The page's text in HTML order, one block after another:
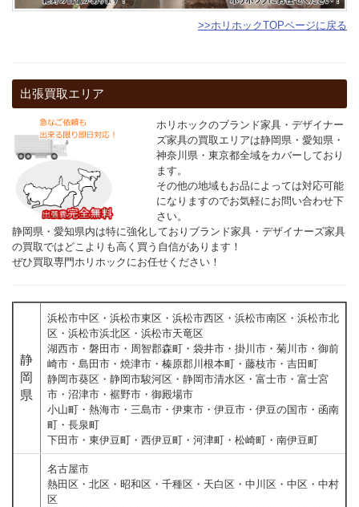
>>ホリホックTOPページに戻る
出張買取エリア
ホリホックのブランド家具・デザイナー
ズ家具の買取エリアは静岡県・愛知県・
神奈川県・東京都全域をカバーしており
ます。
その他の地域もお品によっては対応可能
になりますのでお気軽にお問い合わせ下
さい。
静岡県・愛知県内は特に強化しておりブランド家具・デザイナーズ家具
の買取ではどこよりも高く買う自信があります！
ぜひ買取専門ホリホックにお任せください！
静
岡
県
浜松市中区・浜松市東区・浜松市西区・浜松市南区・浜松市北
区・浜松市浜北区・浜松市天竜区
湖西市・磐田市・周智郡森町・袋井市・掛川市・菊川市・御前
崎市・島田市・焼津市・榛原郡川根本町・藤枝市・吉田町
静岡市葵区・静岡市駿河区・静岡市清水区・富士市・富士宮
市・沼津市・裾野市・御殿場市
小山町・熱海市・三島市・伊東市・伊豆市・伊豆の国市・函南
町・長泉町
下田市・東伊豆町・西伊豆町・河津町・松崎町・南伊豆町
名古屋市
熱田区・北区・昭和区・千種区・天白区・中川区・中区・中村
区